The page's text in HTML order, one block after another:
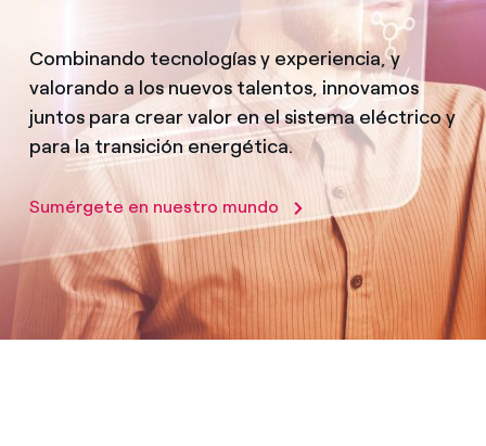
Combinando tecnologías y experiencia, y
valorando a los nuevos talentos, innovamos
juntos para crear valor en el sistema eléctrico y
para la transición energética.
Sumérgete en nuestro mundo